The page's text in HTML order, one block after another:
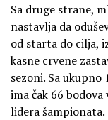
Sa druge strane,
nastavlja da
od starta do cilja,
kasne crvene
sezoni. Sa
ima čak 66
lidera šampionata.